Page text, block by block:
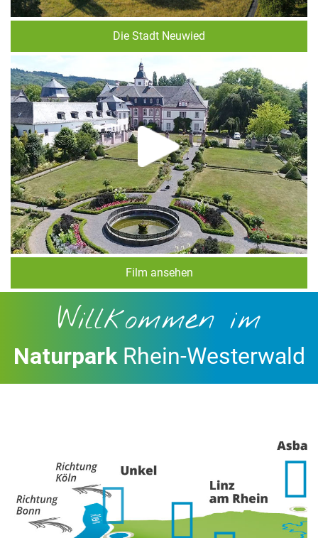
Die Stadt Neuwied
Film ansehen
Willkommen im
NaturparkRhein-Westerwald